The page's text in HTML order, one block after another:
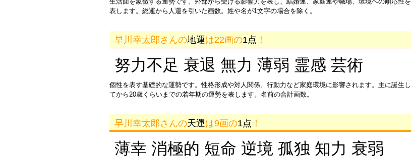
表します。総運から人運を引いた画数。姓や名が1文字の場合を除く。
早川幸太郎さんの地運は22画の1点 ！
努力不足 衰退 無力 薄弱 霊感 芸術
個性を表す基礎的な運勢です。性格形成や対人関係、行動力など家庭環境に影響されます。主に誕生し
てから20歳くらいまでの若年期の運勢を表します。名前の合計画数。
早川幸太郎さんの天運は9画の1点 ！
薄幸 消極的 短命 逆境 孤独 知力 衰弱